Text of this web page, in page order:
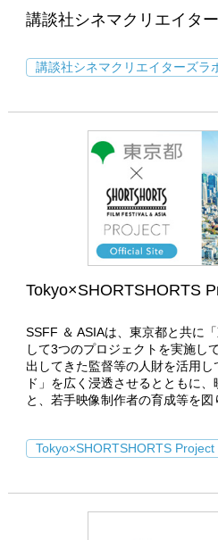
講談社シネマクリエイタ
講談社シネマクリエイターズラ
Tokyo×SHORTSHORTS
SSFF ＆ ASIAは、東京都と共に
して3つのプロジェクトを実施し
出してきた監督等の人財を活用
ド」を広く浸透させるとともに
と、若手映像制作者の育成等を図
Tokyo×SHORTSHORTS